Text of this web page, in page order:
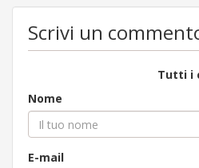
Scrivi un
Tutti i
Nome
E-mail